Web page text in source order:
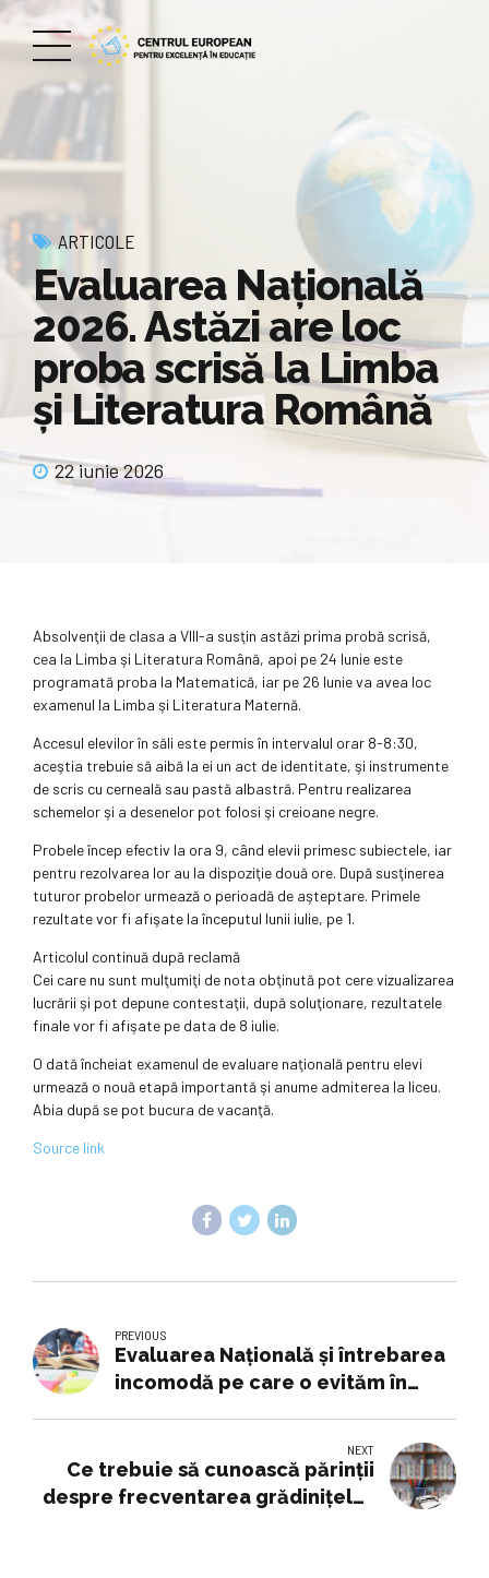
ARTICOLE
Evaluarea Națională
2026. Astăzi are loc
proba scrisă la Limba
şi Literatura Română
22 iunie 2026
Absolvenţii de clasa a VIII-a susţin astăzi prima probă scrisă,
cea la Limba şi Literatura Română, apoi pe 24 Iunie este
programată proba la Matematică, iar pe 26 Iunie va avea loc
examenul la Limba şi Literatura Maternă.
Accesul elevilor în săli este permis în intervalul orar 8-8:30,
aceştia trebuie să aibă la ei un act de identitate, şi instrumente
de scris cu cerneală sau pastă albastră. Pentru realizarea
schemelor şi a desenelor pot folosi şi creioane negre.
Probele încep efectiv la ora 9, când elevii primesc subiectele, iar
pentru rezolvarea lor au la dispoziţie două ore. După susţinerea
tuturor probelor urmează o perioadă de aşteptare. Primele
rezultate vor fi afişate la începutul lunii iulie, pe 1.
Articolul continuă după reclamă
Cei care nu sunt mulţumiţi de nota obţinută pot cere vizualizarea
lucrării şi pot depune contestaţii, după soluţionare, rezultatele
finale vor fi afişate pe data de 8 iulie.
O dată încheiat examenul de evaluare naţională pentru elevi
urmează o nouă etapă importantă şi anume admiterea la liceu.
Abia după se pot bucura de vacanţă.
Source link
PREVIOUS
Evaluarea Națională și întrebarea
incomodă pe care o evităm în
NEXT
Ce trebuie să cunoască părinții
despre frecventarea grădinițelor